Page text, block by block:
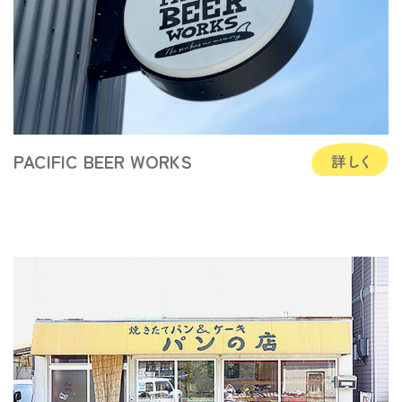
PACIFIC BEER WORKS